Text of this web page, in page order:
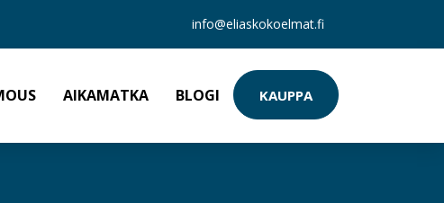
info@eliaskokoelmat.fi
AIKAMATKA BLOGI KAUPPA